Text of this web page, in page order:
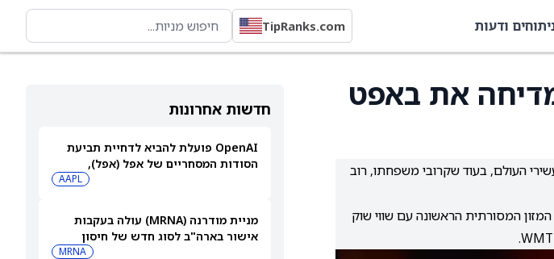
ודעות TipRanks.com
חדשות אחרונות
OpenAI פועלת להביא לדחיית תביעת
הסודות המסחריים של אפל (אפל),
שאותה כינתה "רשלנית, אגרסיבית AAPL
מניית מודרנה (MRNA) עולה בעקבות
אישור בארה"ב לסוג חדש של חיסון
MRNA
את באפט
העולם, בעוד שקרובי משפחתו, רוב
את החברה לקמעונאית המזון המסורתית הראשונה עם שווי שוק